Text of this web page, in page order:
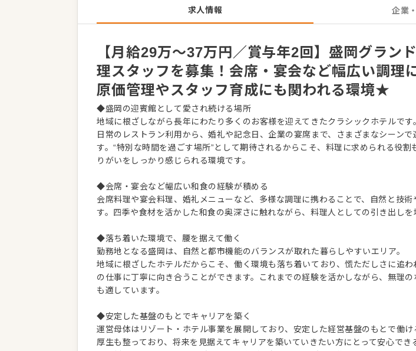
求人情報 企業
【月給29万～37万円／賞与年2回】盛岡グラン
理スタッフを募集！会席・宴会など幅広い調理
原価管理やスタッフ育成にも関われる環境★
◆盛岡の迎賓館として愛され続ける場所
地域に根ざしながら長年にわたり多くのお客様を迎えてきたクラシックホテルです
日常のレストラン利用から、婚礼や記念日、企業の宴席まで、さまざまなシーン
す。“特別な時間を過ごす場所”として期待されるからこそ、料理に求められる役割
りがいをしっかり感じられる環境です。
◆会席・宴会など幅広い和食の経験が積める
会席料理や宴会料理、婚礼メニューなど、多様な調理に携わることで、自然と技術
す。四季や食材を活かした和食の奥深さに触れながら、料理人としての引き出しを
◆落ち着いた環境で、腰を据えて働く
勤務地となる盛岡は、自然と都市機能のバランスが取れた暮らしやすいエリア。
地域に根ざしたホテルだからこそ、働く環境も落ち着いており、慌ただしさに追わ
の仕事に丁寧に向き合うことができます。これまでの経験を活かしながら、無理
も適しています。
◆安定した基盤のもとでキャリアを築く
運営母体はリゾート・ホテル事業を展開しており、安定した経営基盤のもとで働け
厚生も整っており、将来を見据えてキャリアを築いていきたい方にとって安心でき